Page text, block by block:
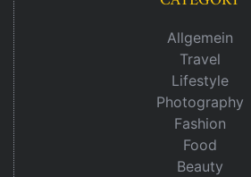
Allgemein
Travel
Lifestyle
Photography
Fashion
Food
Beauty